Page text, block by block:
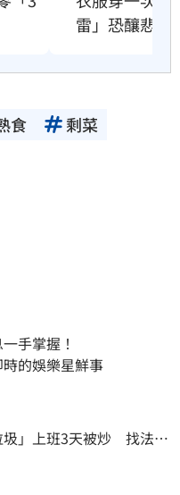
雷」恐釀悲劇
食
剩菜
手掌握！
的娛樂星鮮事
圾」上班3天被炒 找法院